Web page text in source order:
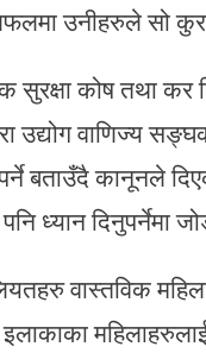
उनीहरुले सो
कोष तथा कर
उद्योग वाणिज्य
बताउँदै कानूनले
ध्यान दिनुपर्नेमा
वास्तविक